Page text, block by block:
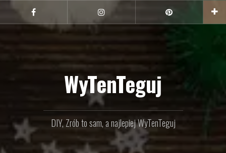
treści
Facebook Instagram
WyTenTeguj
DIY, Zrób to sam, a najlepiej WyTenTeguj